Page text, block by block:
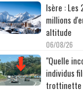
Isère : Les
millions
altitude
06/08/26
"Quelle
individus
trottinette